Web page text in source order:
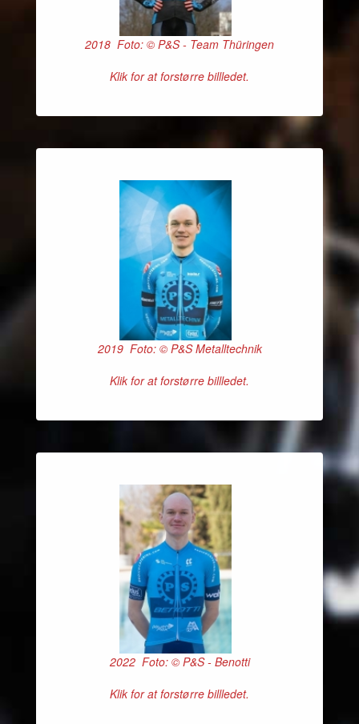
2018 Foto: © P&S - Team Thüringen
Klik for at forstørre billledet.
2019 Foto: © P&S Metalltechnik
Klik for at forstørre billledet.
2022 Foto: © P&S - Benotti
Klik for at forstørre billledet.